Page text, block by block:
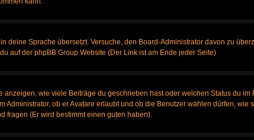
Sprache übersetzt. Versuche, den Board-Administrator davon zu
auf der phpBB Group Website (Der Link ist am Ende jeder Seite)
wie viele Beiträge du geschrieben hast oder welchen Status du im
ob er Avatare erlaubt und ob die Benutzer wählen dürfen, wie
fragen (Er wird bestimmt einen guten haben).